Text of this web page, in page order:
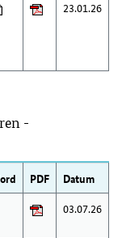
23.01.26
-
PDF
Datum
03.07.26